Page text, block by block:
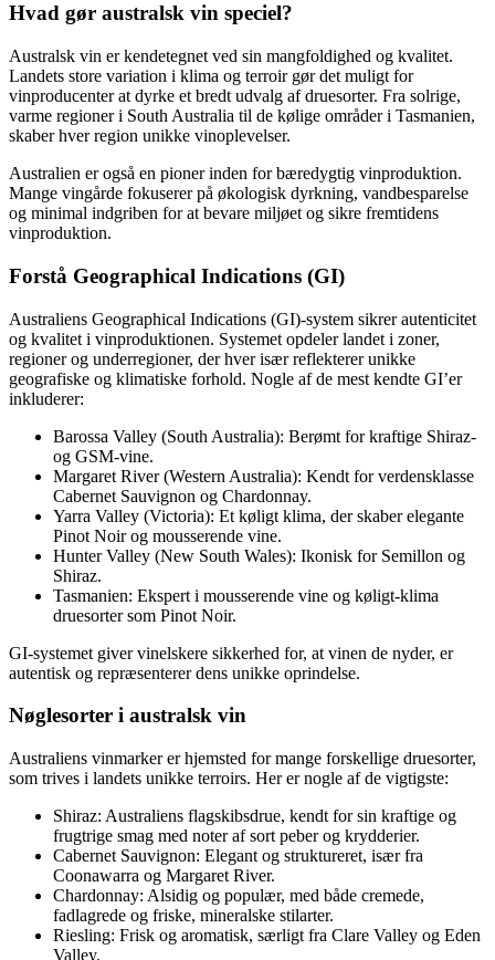
Hvad gør australsk vin speciel?
Australsk vin er kendetegnet ved sin mangfoldighed og kvalitet.
Landets store variation i klima og terroir gør det muligt for
vinproducenter at dyrke et bredt udvalg af druesorter. Fra solrige,
varme regioner i South Australia til de kølige områder i Tasmanien,
skaber hver region unikke vinoplevelser.
Australien er også en pioner inden for bæredygtig vinproduktion.
Mange vingårde fokuserer på økologisk dyrkning, vandbesparelse
og minimal indgriben for at bevare miljøet og sikre fremtidens
vinproduktion.
Forstå Geographical Indications (GI)
Australiens Geographical Indications (GI)-system sikrer autenticitet
og kvalitet i vinproduktionen. Systemet opdeler landet i zoner,
regioner og underregioner, der hver især reflekterer unikke
geografiske og klimatiske forhold. Nogle af de mest kendte GI’er
inkluderer:
Barossa Valley (South Australia): Berømt for kraftige Shiraz-
og GSM-vine.
Margaret River (Western Australia): Kendt for verdensklasse
Cabernet Sauvignon og Chardonnay.
Yarra Valley (Victoria): Et køligt klima, der skaber elegante
Pinot Noir og mousserende vine.
Hunter Valley (New South Wales): Ikonisk for Semillon og
Shiraz.
Tasmanien: Ekspert i mousserende vine og køligt-klima
druesorter som Pinot Noir.
GI-systemet giver vinelskere sikkerhed for, at vinen de nyder, er
autentisk og repræsenterer dens unikke oprindelse.
Nøglesorter i australsk vin
Australiens vinmarker er hjemsted for mange forskellige druesorter,
som trives i landets unikke terroirs. Her er nogle af de vigtigste:
Shiraz: Australiens flagskibsdrue, kendt for sin kraftige og
frugtrige smag med noter af sort peber og krydderier.
Cabernet Sauvignon: Elegant og struktureret, især fra
Coonawarra og Margaret River.
Chardonnay: Alsidig og populær, med både cremede,
fadlagrede og friske, mineralske stilarter.
Riesling: Frisk og aromatisk, særligt fra Clare Valley og Eden
Valley.